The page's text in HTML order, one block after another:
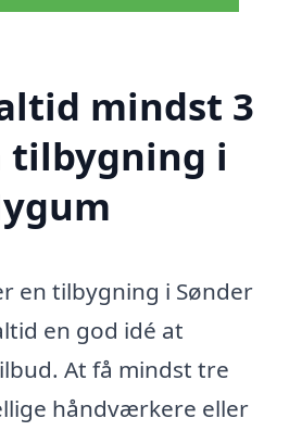
mindst 3
tilbygning i
en tilbygning i Sønder
en god idé at
At få mindst tre
håndværkere eller